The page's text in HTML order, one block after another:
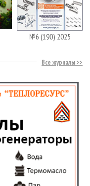
№6 (190) 2025
Все журналы